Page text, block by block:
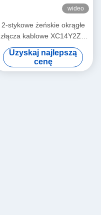
wideo
2-stykowe żeńskie okrągłe
złącza kablowe XC14Y2ZH
Osłona przeciwpyłowa Lemo
do wtyczki / gniazda
Uzyskaj najlepszą
cenę